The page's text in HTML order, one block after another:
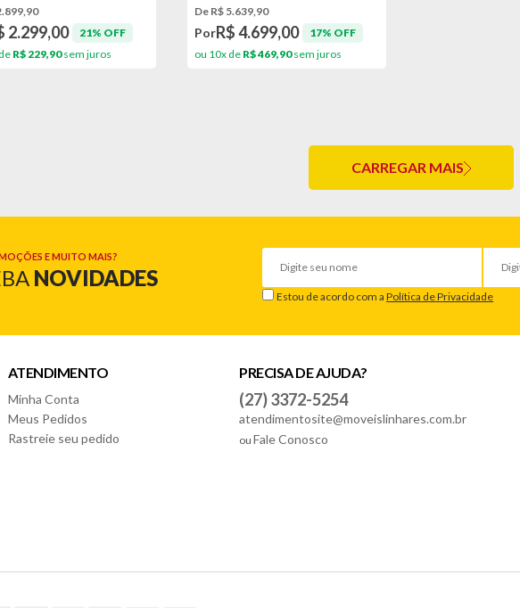
2.299,00
21% OFF
R$ 229,90sem juros
De R$ 5.639,90
PorR$ 4.699,00
17% OFF
ou 10x de R$ 469,90sem juros
CARREGAR MAIS
E MUITO MAIS?
NOVIDADES
Estou de acordo com aPolítica de Privacidade
ATENDIMENTO
Minha Conta
Meus Pedidos
Rastreie seu pedido
PRECISA DE AJUDA?
(27) 3372-5254
atendimentosite@moveislinhares.com.br
ou Fale Conosco